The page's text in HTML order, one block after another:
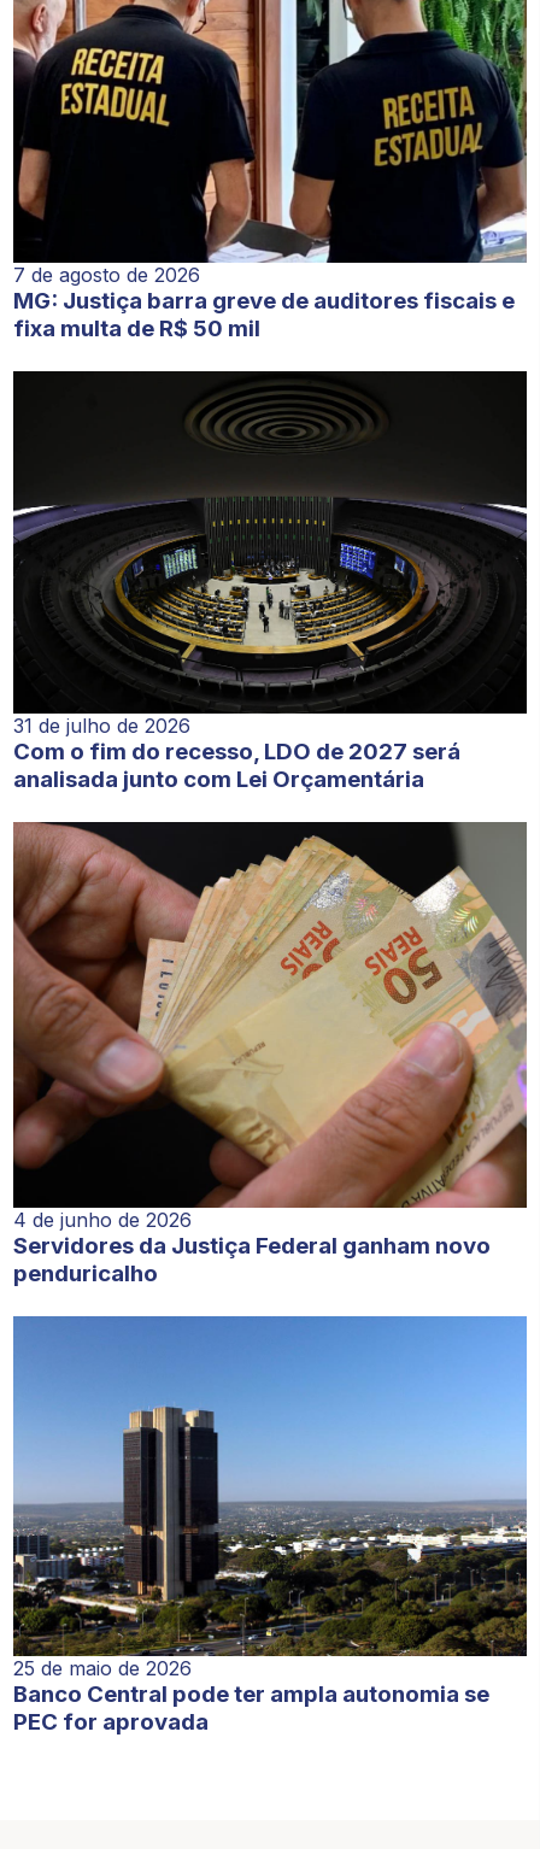
7 de agosto de 2026
MG: Justiça barra greve de auditores fiscais e
fixa multa de R$ 50 mil
31 de julho de 2026
Com o fim do recesso, LDO de 2027 será
analisada junto com Lei Orçamentária
4 de junho de 2026
Servidores da Justiça Federal ganham novo
penduricalho
25 de maio de 2026
Banco Central pode ter ampla autonomia se
PEC for aprovada